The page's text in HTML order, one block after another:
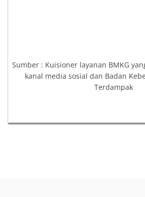
Sumber : Kuisioner layanan BMKG
kanal media sosial dan Badan
Terdampak